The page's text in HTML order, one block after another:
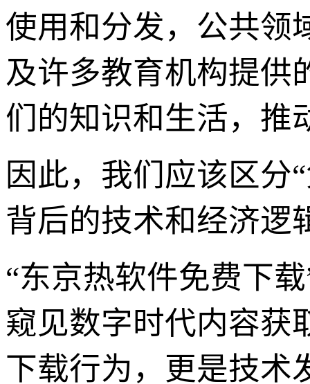
使用和分发，公共领
及许多教育机构提供
们的知识和生活，推
因此，我们应该区分
背后的技术和经济逻
“东京热软件免费下
窥见数字时代内容获
下载行为，更是技术